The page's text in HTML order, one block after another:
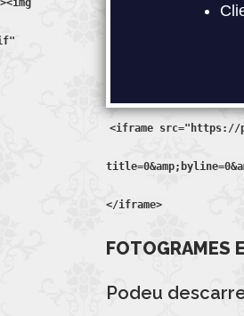
<iframe src="https://
</iframe>
FOTOGRAMES
Podeu